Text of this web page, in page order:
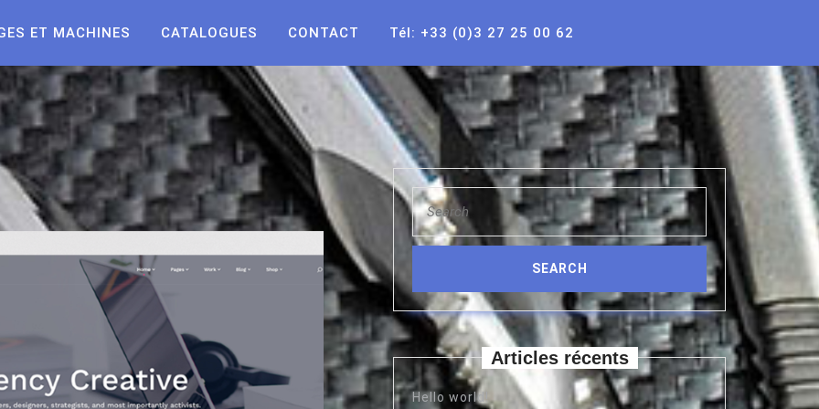
ET MACHINES CATALOGUES CONTACT Tél: +33 (0)3 27 25 00 62
Search
for:
Articles récents
Hello world!